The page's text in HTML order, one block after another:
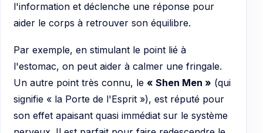
l'information et déclenche une réponse pour
aider le corps à retrouver son équilibre.
Par exemple, en stimulant le point lié à
l'estomac, on peut aider à calmer une fringale.
Un autre point très connu, le « Shen Men » (qui
signifie « la Porte de l'Esprit »), est réputé pour
son effet apaisant quasi immédiat sur le système